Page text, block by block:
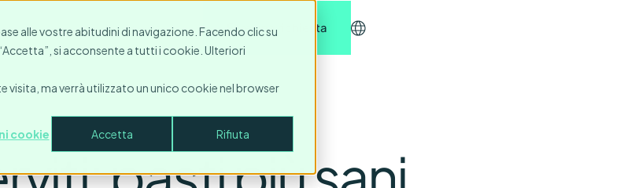
alle vostre abitudini di navigazione. Facendo clic su
si acconsente a tutti i cookie. Ulteriori
ma verrà utilizzato un unico cookie nel browser
cookie
Accetta Rifiuta
Contatto Azienda Accesso Fare una richiesta